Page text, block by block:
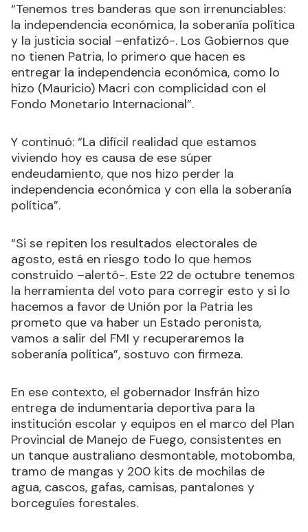
“Tenemos tres banderas que son irrenunciables:
la independencia económica, la soberanía política
y la justicia social –enfatizó-. Los Gobiernos que
no tienen Patria, lo primero que hacen es
entregar la independencia económica, como lo
hizo (Mauricio) Macri con complicidad con el
Fondo Monetario Internacional”.
Y continuó: “La difícil realidad que estamos
viviendo hoy es causa de ese súper
endeudamiento, que nos hizo perder la
independencia económica y con ella la soberanía
política”.
“Si se repiten los resultados electorales de
agosto, está en riesgo todo lo que hemos
construido –alertó-. Este 22 de octubre tenemos
la herramienta del voto para corregir esto y si lo
hacemos a favor de Unión por la Patria les
prometo que va haber un Estado peronista,
vamos a salir del FMI y recuperaremos la
soberanía política”, sostuvo con firmeza.
En ese contexto, el gobernador Insfrán hizo
entrega de indumentaria deportiva para la
institución escolar y equipos en el marco del Plan
Provincial de Manejo de Fuego, consistentes en
un tanque australiano desmontable, motobomba,
tramo de mangas y 200 kits de mochilas de
agua, cascos, gafas, camisas, pantalones y
borceguíes forestales.